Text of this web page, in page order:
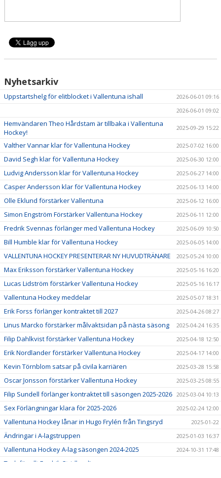
Nyhetsarkiv
Uppstartshelg för elitblocket i Vallentuna ishall
2026-06-01 09:16
2026-06-01 09:02
Hemvändaren Theo Hårdstam är tillbaka i Vallentuna
Hockey!
2025-09-29 15:22
Valther Vannar klar för Vallentuna Hockey 2025-07-02 16:00
David Segh klar för Vallentuna Hockey 2025-06-30 12:00
Ludvig Andersson klar för Vallentuna Hockey 2025-06-27 14:00
Casper Andersson klar för Vallentuna Hockey 2025-06-13 14:00
Olle Eklund förstärker Vallentuna 2025-06-12 16:00
Simon Engström Förstärker Vallentuna Hockey 2025-06-11 12:00
Fredrik Svennas förlänger med Vallentuna Hockey 2025-06-09 10:50
Bill Humble klar för Vallentuna Hockey 2025-06-05 14:00
VALLENTUNA HOCKEY PRESENTERAR NY HUVUDTRÄNARE 2025-05-24 10:00
Max Eriksson förstärker Vallentuna Hockey 2025-05-16 16:20
Lucas Lidström förstärker Vallentuna Hockey 2025-05-16 16:17
Vallentuna Hockey meddelar 2025-05-07 18:31
Erik Forss förlänger kontraktet till 2027 2025-04-26 08:27
Linus Marcko förstärker målvaktsidan på nästa säsong 2025-04-24 16:35
Filip Dahlkvist förstärker Vallentuna Hockey 2025-04-18 12:50
Erik Nordlander förstärker Vallentuna Hockey 2025-04-17 14:00
Kevin Törnblom satsar på civila karriären 2025-03-28 15:58
Oscar Jonsson förstärker Vallentuna Hockey 2025-03-25 08:55
Filip Sundell förlänger kontraktet till säsongen 2025-2026 2025-03-04 10:13
Sex Förlängningar klara för 2025-2026 2025-02-24 12:00
Vallentuna Hockey lånar in Hugo Frylén från Tingsryd 2025-01-22
Ändringar i A-lagstruppen 2025-01-03 16:37
Vallentuna Hockey A-lag säsongen 2024-2025 2024-10-31 17:48
Tack för allt Fredrik Stridlund!